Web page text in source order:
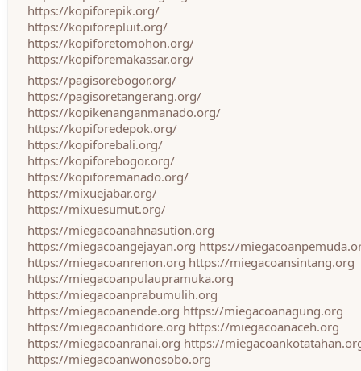
https://kopiforepik.org/
https://kopiforepluit.org/
https://kopiforetomohon.org/
https://kopiforemakassar.org/
https://pagisorebogor.org/
https://pagisoretangerang.org/
https://kopikenanganmanado.org/
https://kopiforedepok.org/
https://kopiforebali.org/
https://kopiforebogor.org/
https://kopiforemanado.org/
https://mixuejabar.org/
https://mixuesumut.org/
https://miegacoanahnasution.org
https://miegacoangejayan.org https://
https://miegacoanrenon.org https://miegacoansintang.org
https://miegacoanpulaupramuka.org
https://miegacoanprabumulih.org
https://miegacoanende.org https://miegacoanagung.org
https://miegacoantidore.org https://miegacoanaceh.org
https://miegacoanranai.org https://
https://miegacoanwonosobo.org